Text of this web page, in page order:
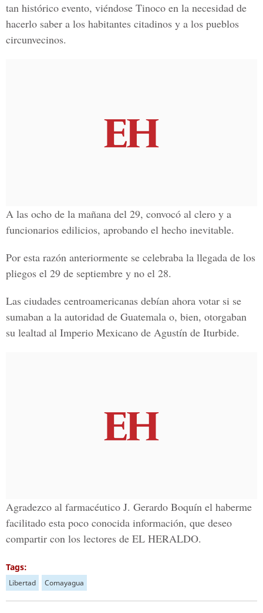
tan histórico evento, viéndose Tinoco en la necesidad de
hacerlo saber a los habitantes citadinos y a los pueblos
circunvecinos.
A las ocho de la mañana del 29, convocó al clero y a
funcionarios edilicios, aprobando el hecho inevitable.
Por esta razón anteriormente se celebraba la llegada de los
pliegos el 29 de septiembre y no el 28.
Las ciudades centroamericanas debían ahora votar si se
sumaban a la autoridad de Guatemala o, bien, otorgaban
su lealtad al Imperio Mexicano de Agustín de Iturbide.
Agradezco al farmacéutico J. Gerardo Boquín el haberme
facilitado esta poco conocida información, que deseo
compartir con los lectores de EL HERALDO.
Tags:
Libertad Comayagua